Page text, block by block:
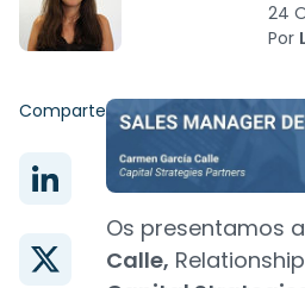
24
Por
Comparte
Os presentamos a
Calle,